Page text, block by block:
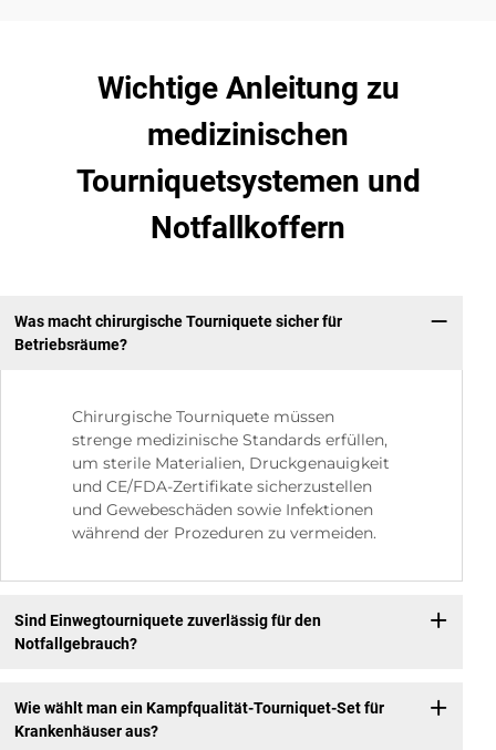
Wichtige Anleitung zu
medizinischen
Tourniquetsystemen und
Notfallkoffern
Was macht chirurgische Tourniquete sicher für
Betriebsräume?
Chirurgische Tourniquete müssen
strenge medizinische Standards erfüllen,
um sterile Materialien, Druckgenauigkeit
und CE/FDA-Zertifikate sicherzustellen
und Gewebeschäden sowie Infektionen
während der Prozeduren zu vermeiden.
Sind Einwegtourniquete zuverlässig für den
Notfallgebrauch?
Wie wählt man ein Kampfqualität-Tourniquet-Set für
Krankenhäuser aus?